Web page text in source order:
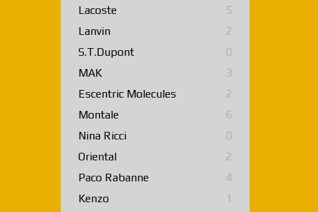
Lacoste
5
Lanvin
2
S.T.Dupont
0
MAK
3
Escentric Molecules
2
Montale
6
Nina Ricci
0
Oriental
2
Paco Rabanne
4
Kenzo
1